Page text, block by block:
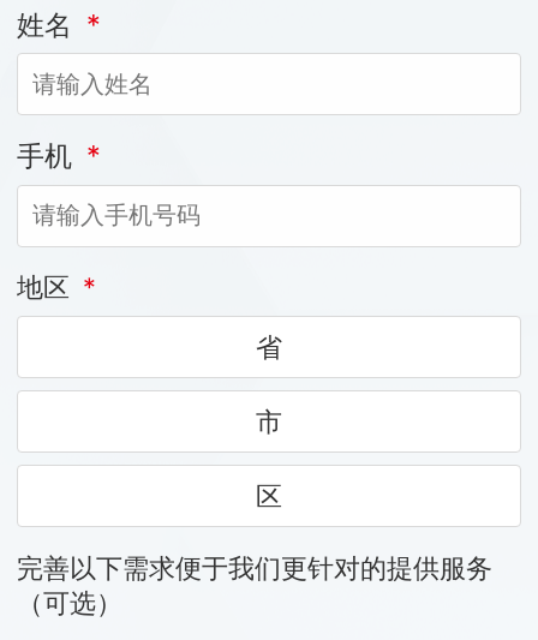
姓名 *
手机 *
地区 *
省
市
区
完善以下需求便于我们更针对的提供服务
（可选）